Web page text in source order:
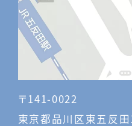
〒141-0022
東京都品川区東五反